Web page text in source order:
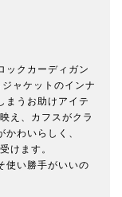
ックカーディガン
ャケットのインナ
まうお助けアイテ
え、カフスがクラ
わいらしく、
けます。
使い勝手がいいの